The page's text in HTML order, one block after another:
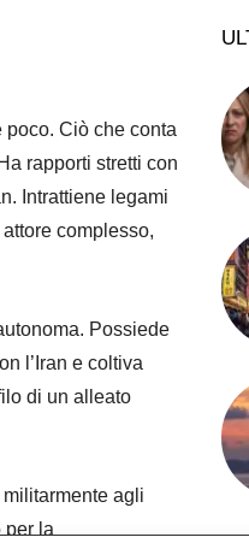
poco. Ciò che conta
rapporti stretti con
Intrattiene legami
complesso,
Possiede
l’Iran e coltiva
di un alleato
agli
per la